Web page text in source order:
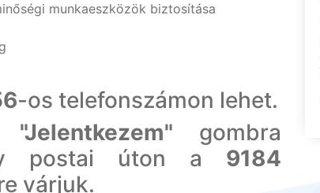
munkaeszközök biztosítása
-os telefonszámon lehet.
"Jelentkezem" gombra
postai úton a 9184
várjuk.